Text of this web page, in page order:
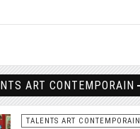
ART CONTEMPORAIN
TALENTS ART CONTEMPORAIN